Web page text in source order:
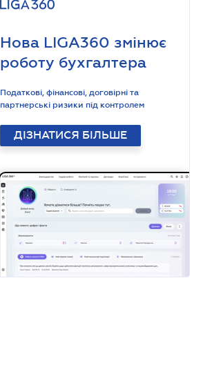
Нова LIGA360 змінює
роботу бухгалтера
Податкові, фінансові, договірні та
партнерські ризики під контролем
ДІЗНАТИСЯ БІЛЬШЕ